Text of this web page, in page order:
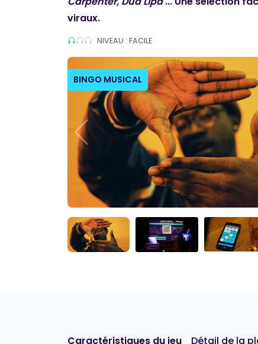
viraux.
NIVEAU : FACILE
BINGO MUSICAL
Caractéristiques du jeu Détail de la